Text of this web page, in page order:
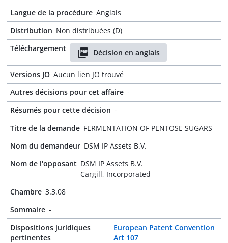
Langue de la procédure Anglais
Distribution Non distribuées (D)
Téléchargement
Décision en anglais
Versions JO Aucun lien JO trouvé
Autres décisions pour cet affaire -
Résumés pour cette décision -
Titre de la demande FERMENTATION OF PENTOSE SUGARS
Nom du demandeur DSM IP Assets B.V.
Nom de l'opposant DSM IP Assets B.V.
Cargill, Incorporated
Chambre 3.3.08
Sommaire -
Dispositions juridiques
pertinentes
European Patent Convention
Art 107